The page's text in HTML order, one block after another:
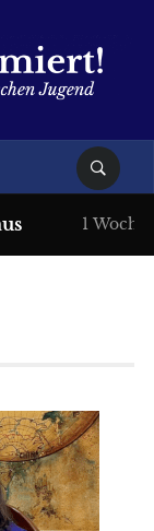
1 Woche +++